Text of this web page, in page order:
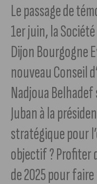
Le passage de
1er juin, la
Dijon Bourgogne
nouveau Conseil
Nadjoua
Juban à la
stratégique pour
objectif ? Profiter
de 2025 pour